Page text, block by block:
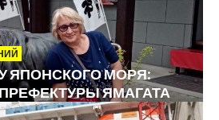
ЯПОНСКОГО МОРЯ:
ЯМАГАТА